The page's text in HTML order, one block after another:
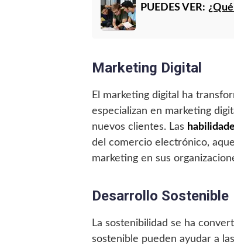
PUEDES VER:
Marketing Digital
El marketing digital ha
especializan en marketing
nuevos clientes. Las
del comercio electrónico,
marketing en sus
Desarrollo Sostenible
La sostenibilidad se ha
sostenible pueden ayudar a